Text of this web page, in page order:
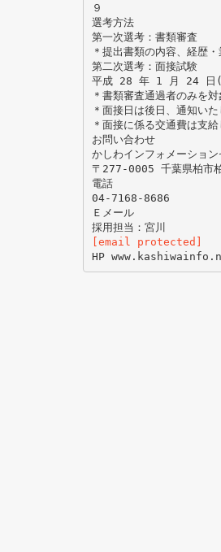
９
選考方法
第一次選考：書類審査
＊提出書類の内容、経歴
第二次選考：面接試験
平成 28 年 1 月 24 日(
＊書類審査通過者のみを
＊面接日は後日、通知いた
＊面接に係る交通費は支給
お問い合わせ
かしわインフォメーション
〒277-0005 千葉県柏
電話
04-7168-8686
Ｅメール
[email protected]